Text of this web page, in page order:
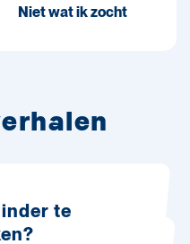
Niet wat ik zocht
te